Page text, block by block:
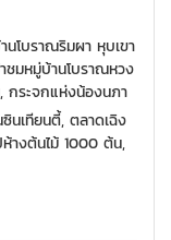
นโบราณริมผา หุบเขา
ชมหมู่บ้านโบราณหวง
กระจกแห่งน้องนภา
นเทียนตี้, ตลาดเฉิง
างต้นไม้ 1000 ต้น,